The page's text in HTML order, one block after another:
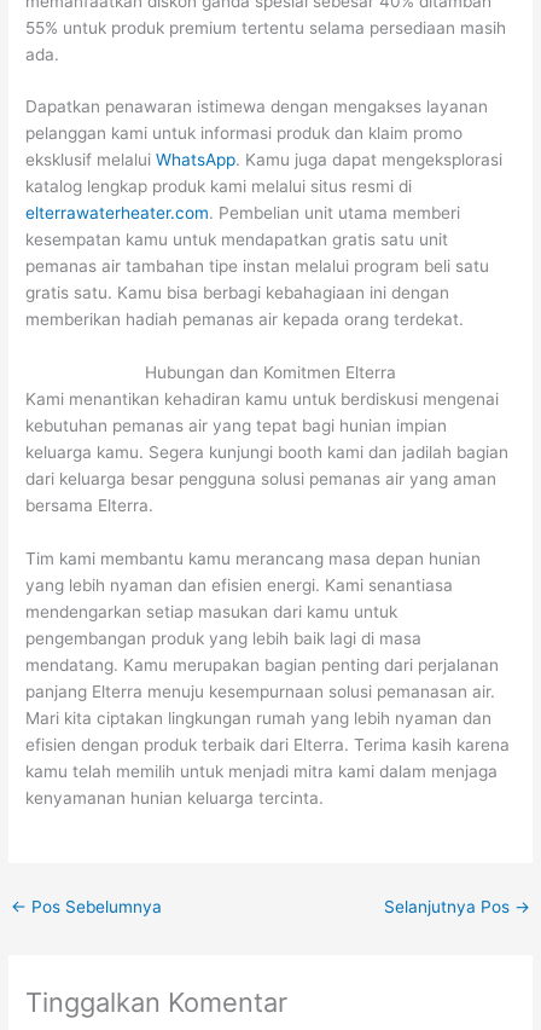
55% untuk produk premium tertentu selama persediaan masih
ada.
Dapatkan penawaran istimewa dengan mengakses layanan
pelanggan kami untuk informasi produk dan klaim promo
eksklusif melaluiWhatsApp. Kamu juga dapat mengeksplorasi
katalog lengkap produk kami melalui situs resmi di
elterrawaterheater.com. Pembelian unit utama memberi
kesempatan kamu untuk mendapatkan gratis satu unit
pemanas air tambahan tipe instan melalui program beli satu
gratis satu. Kamu bisa berbagi kebahagiaan ini dengan
memberikan hadiah pemanas air kepada orang terdekat.
Hubungan dan Komitmen Elterra
Kami menantikan kehadiran kamu untuk berdiskusi mengenai
kebutuhan pemanas air yang tepat bagi hunian impian
keluarga kamu. Segera kunjungi booth kami dan jadilah bagian
dari keluarga besar pengguna solusi pemanas air yang aman
bersama Elterra.
Tim kami membantu kamu merancang masa depan hunian
yang lebih nyaman dan efisien energi. Kami senantiasa
mendengarkan setiap masukan dari kamu untuk
pengembangan produk yang lebih baik lagi di masa
mendatang. Kamu merupakan bagian penting dari perjalanan
panjang Elterra menuju kesempurnaan solusi pemanasan air.
Mari kita ciptakan lingkungan rumah yang lebih nyaman dan
efisien dengan produk terbaik dari Elterra. Terima kasih karena
kamu telah memilih untuk menjadi mitra kami dalam menjaga
kenyamanan hunian keluarga tercinta.
← Pos Sebelumnya Selanjutnya Pos →
Tinggalkan Komentar